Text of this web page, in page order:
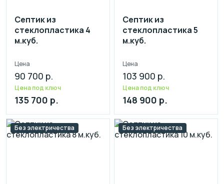
Септик из
стеклопластика 4
м.куб.
Цена
90 700 р.
Цена под ключ
135 700 р.
Септик из
стеклопластика 5
м.куб.
Цена
103 900 р.
Цена под ключ
148 900 р.
Без электричества Без электричества